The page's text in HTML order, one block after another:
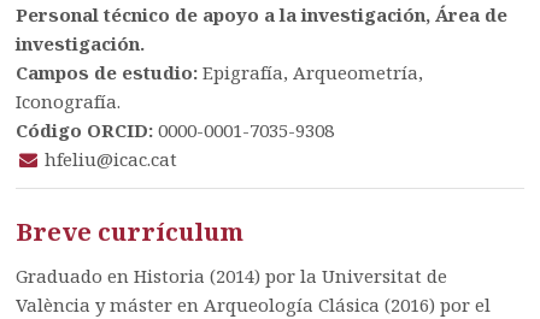
Personal técnico de apoyo a la investigación, Área de
investigación.
Campos de estudio:Epigrafía, Arqueometría,
Iconografía.
Código ORCID: 0000-0001-7035-9308
hfeliu@icac.cat
Breve currículum
Graduado en Historia (2014) por la Universitat de
València y máster en Arqueología Clásica (2016) por el